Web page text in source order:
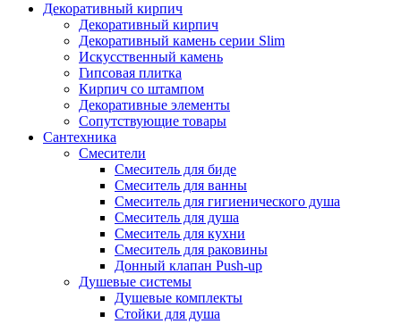
Декоративный кирпич
Декоративный кирпич
Декоративный камень серии Slim
Искусственный камень
Гипсовая плитка
Кирпич со штампом
Декоративные элементы
Сопутствующие товары
Сантехника
Смесители
Смеситель для биде
Смеситель для ванны
Смеситель для гигиенического душа
Смеситель для душа
Смеситель для кухни
Смеситель для раковины
Донный клапан Push-up
Душевые системы
Душевые комплекты
Стойки для душа